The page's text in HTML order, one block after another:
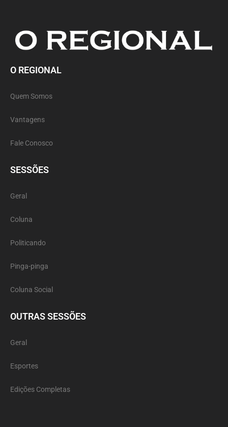
O REGIONAL
Quem Somos
Vantagens
Fale Conosco
SESSÕES
Geral
Coluna
Politicando
Pinga-pinga
Coluna Social
OUTRAS SESSÕES
Geral
Esportes
Edições Completas